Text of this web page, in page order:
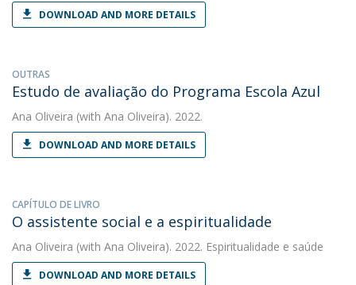
DOWNLOAD AND MORE DETAILS
OUTRAS
Estudo de avaliação do Programa Escola Azul
Ana Oliveira (with Ana Oliveira). 2022.
DOWNLOAD AND MORE DETAILS
CAPÍTULO DE LIVRO
O assistente social e a espiritualidade
Ana Oliveira (with Ana Oliveira). 2022. Espiritualidade e saúde
DOWNLOAD AND MORE DETAILS